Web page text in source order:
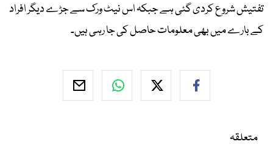
تفتیش شروع کردی گئی ہے جبکہ اس نیٹ ورک سے جڑے دیگر افراد
کے بارے میں بھی معلومات حاصل کی جا رہی ہیں۔
متعلقہ